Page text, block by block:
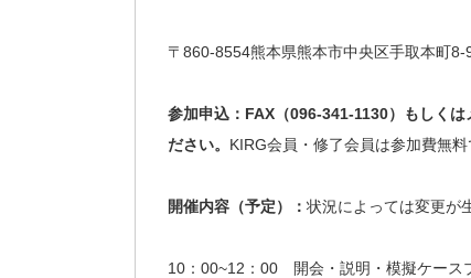
〒860-8554熊本県熊本市中央区手取本町
参加申込：FAX（096-341-1130）もしく
ださい。 KIRG会員・修了会員は参加費無
開催内容（予定）： 状況によっては変更が
10：00~12：00 開会・説明・模擬ケース